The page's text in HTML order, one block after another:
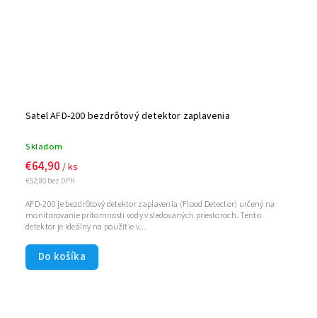
Satel AFD-200 bezdrôtový detektor zaplavenia
Skladom
€52,80 bez DPH
€64,90 / ks
Do košíka
AFD-200 je bezdrôtový detektor zaplavenia (Flood Detector) určený na
monitorovanie prítomnosti vody v sledovaných priestoroch. Tento
detektor je ideálny na použitie v...